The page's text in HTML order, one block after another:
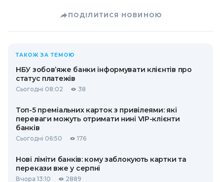
ПОДІЛИТИСЯ НОВИНОЮ
ТАКОЖ ЗА ТЕМОЮ
НБУ зобов’яже банки інформувати клієнтів про
статус платежів
Сьогодні 08:02 38
Топ-5 преміальних карток з привілеями: які
переваги можуть отримати нині VIP-клієнти
банків
Сьогодні 06:50 176
Нові ліміти банків: кому заблокують картки та
перекази вже у серпні
Вчора 13:10 2889